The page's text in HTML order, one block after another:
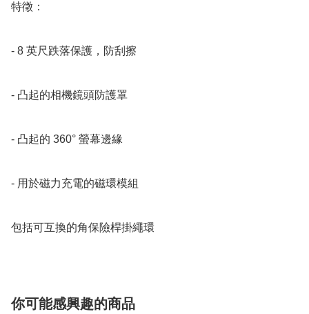
特徵：
- 8 英尺跌落保護，防刮擦
- 凸起的相機鏡頭防護罩
- 凸起的 360° 螢幕邊緣
- 用於磁力充電的磁環模組
包括可互換的角保險桿掛繩環
你可能感興趣的商品